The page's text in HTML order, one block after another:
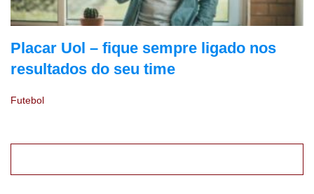
Placar Uol – fique sempre ligado nos
resultados do seu time
Futebol